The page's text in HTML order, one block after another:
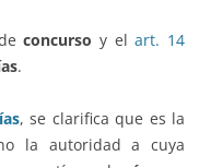
concurso y elart. 14
.
, se clarifica que es la
la autoridad a cuya